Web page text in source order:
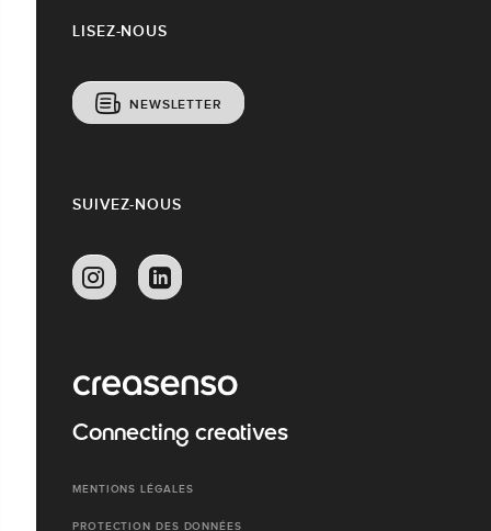
LISEZ-NOUS
NEWSLETTER
SUIVEZ-NOUS
Connecting creatives
MENTIONS LÉGALES
PROTECTION DES DONNÉES